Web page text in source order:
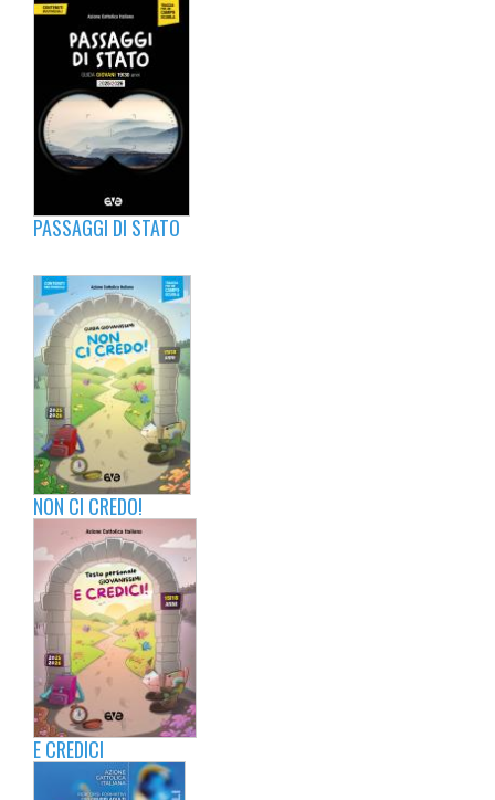
PASSAGGI DI STATO
NON CI CREDO!
E CREDICI